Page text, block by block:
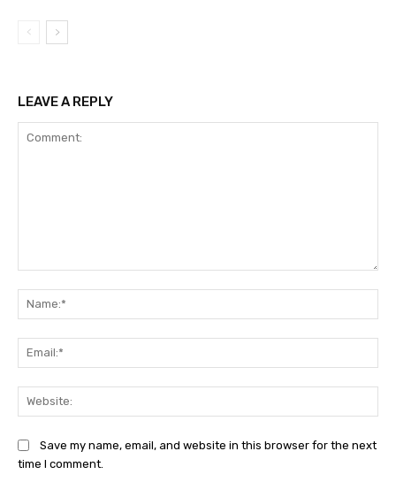
LEAVE A REPLY
Save my name, email, and website in this browser for the next
time I comment.